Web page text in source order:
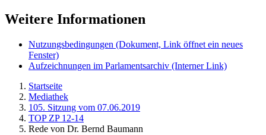
Weitere Informationen
Nutzungsbedingungen (Dokument, Link öffnet ein neues
Fenster)
Aufzeichnungen im Parlamentsarchiv (Interner Link)
Startseite
Mediathek
105. Sitzung vom 07.06.2019
TOP ZP 12-14
Rede von Dr. Bernd Baumann